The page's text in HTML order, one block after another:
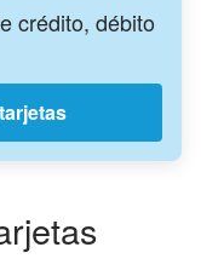
crédito, débito